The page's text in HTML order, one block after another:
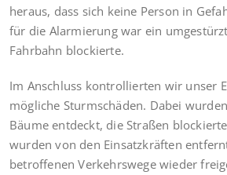
heraus, dass sich keine Person in
für die Alarmierung war ein
Fahrbahn blockierte.
Im Anschluss kontrollierten wir unser
mögliche Sturmschäden. Dabei
Bäume entdeckt, die Straßen
wurden von den Einsatzkräften
betroffenen Verkehrswege wieder